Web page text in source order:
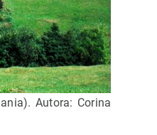
Autora: Corina